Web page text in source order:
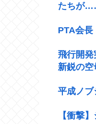
たちが
PTA会長
飛行開
新鋭の空
平成ノブ
【衝撃